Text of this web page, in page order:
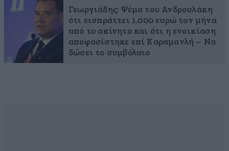
Γεωργιάδης: Ψέμα του Ανδρουλάκη
ότι εισπράττει 1.000 ευρώ τον μήνα
από το ακίνητο και ότι η ενοικίαση
αποφασίστηκε επί Καραμανλή – Να
δώσει το συμβόλαιο